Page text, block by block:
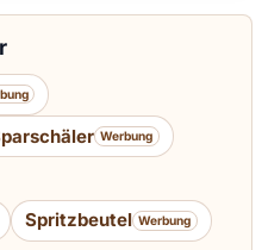
Werbung
Spritzbeutel Werbung